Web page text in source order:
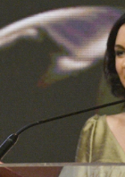
search
Suchbegriff
eingeben
© Krone
Muthgasse 2,